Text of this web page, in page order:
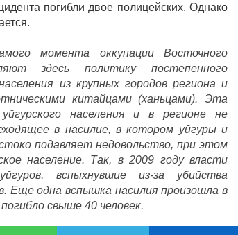
погибли двое полицейских. Однако
момента оккупации Восточного
здесь политику постепенного
из крупных городов региона и
китайцами (ханьцами). Эта
населения и в регионе не
в насилие, в котором уйгуры и
подавляет недовольство, при этом
население. Так, в 2009 году власти
вспыхнувшие из-за убийства
Еще одна вспышка насилия произошла в
свыше 40 человек.